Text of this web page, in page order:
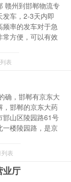
赣州到邯郸物流专
发车，2-3天内即
率的发车对于急
常方便，可以有效
表
确，邯郸有京东大
邯郸的京东大药
邯山区陵园路61号
一楼陵园路，是京
列表
业厅